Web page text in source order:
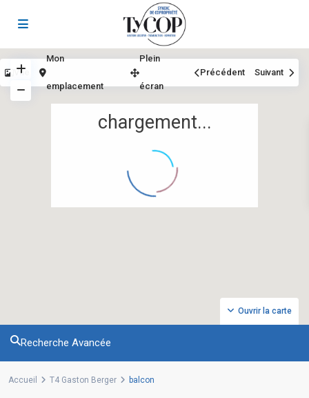
chargement...
Ouvrir la carte
Vue
Mon
emplacement
Plein
écran
Précédent Suivant
Recherche Avancée
Accueil T4 Gaston Berger balcon